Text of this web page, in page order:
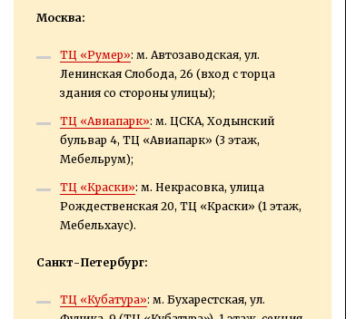
Москва:
ТЦ «Румер»: м. Автозаводская, ул.
Ленинская Слобода, 26 (вход с торца
здания со стороны улицы);
ТЦ «Авиапарк»: м. ЦСКА, Ходынский
бульвар 4, ТЦ «Авиапарк» (3 этаж,
Мебельрум);
ТЦ «Краски»: м. Некрасовка, улица
Рождественская 20, ТЦ «Краски» (1 этаж,
Мебельхаус).
Санкт-Петербург:
ТЦ «Кубатура»: м. Бухарестская, ул.